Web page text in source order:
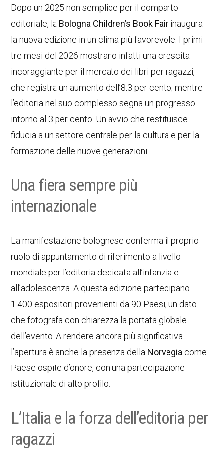
Dopo un 2025 non semplice per il comparto
editoriale, la Bologna Children’s Book Fair inaugura
la nuova edizione in un clima più favorevole. I primi
tre mesi del 2026 mostrano infatti una crescita
incoraggiante per il mercato dei libri per ragazzi,
che registra un aumento dell’8,3 per cento, mentre
l’editoria nel suo complesso segna un progresso
intorno al 3 per cento. Un avvio che restituisce
fiducia a un settore centrale per la cultura e per la
formazione delle nuove generazioni.
Una fiera sempre più
internazionale
La manifestazione bolognese conferma il proprio
ruolo di appuntamento di riferimento a livello
mondiale per l’editoria dedicata all’infanzia e
all’adolescenza. A questa edizione partecipano
1.400 espositori provenienti da 90 Paesi, un dato
che fotografa con chiarezza la portata globale
dell’evento. A rendere ancora più significativa
l’apertura è anche la presenza della Norvegia come
Paese ospite d’onore, con una partecipazione
istituzionale di alto profilo.
L’Italia e la forza dell’editoria per
ragazzi